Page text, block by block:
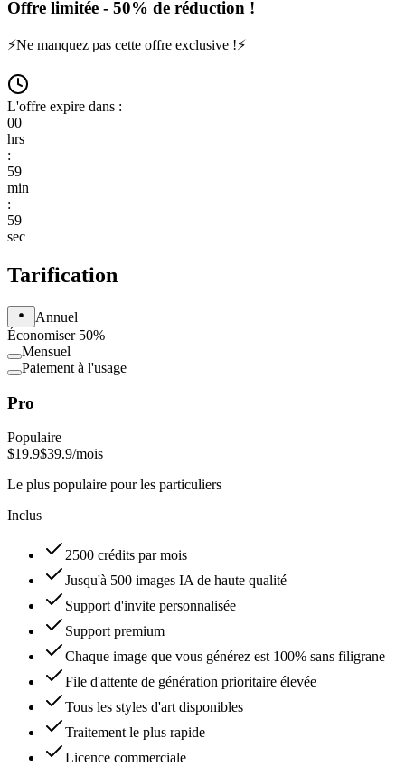
Offre limitée - 50% de réduction !
⚡Ne manquez pas cette offre exclusive !⚡
L'offre expire dans :
00
hrs
:
59
min
:
59
sec
Tarification
Annuel
Économiser 50%
Mensuel
Paiement à l'usage
Pro
Populaire
$19.9$39.9/mois
Le plus populaire pour les particuliers
Inclus
2500 crédits par mois
Jusqu'à 500 images IA de haute qualité
Support d'invite personnalisée
Support premium
Chaque image que vous générez est 100% sans filigrane
File d'attente de génération prioritaire élevée
Tous les styles d'art disponibles
Traitement le plus rapide
Licence commerciale